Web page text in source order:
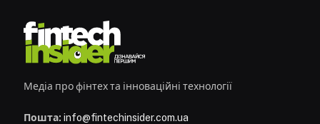
Медіа про фінтех та інноваційні технології
Пошта: info@fintechinsider.com.ua